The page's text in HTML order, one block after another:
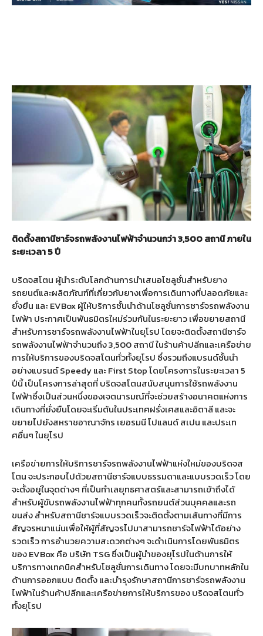
ติดตั้งสถานีชาร์จรถพลังงานไฟฟ้าจำนวนกว่า 3,500 สถานี ภายใน
ระยะเวลา 5 ปี
บริดจสโตน ผู้นำระดับโลกด้านการนำเสนอโซลูชั่นสำหรับยาง
รถยนต์และผลิตภัณฑ์ที่เกี่ยวกับยางเพื่อการเดินทางที่ปลอดภัยและ
ยั่งยืน และ EVBox ผู้ให้บริการชั้นนำด้านโซลูชั่นการชาร์จรถพลังงาน
ไฟฟ้า ประกาศเป็นพันธมิตรใหม่ร่วมกันในระยะยาว เพื่อขยายสถานี
สำหรับการชาร์จรถพลังงานไฟฟ้าในยุโรป โดยจะติดตั้งสถานีชาร์จ
รถพลังงานไฟฟ้าจำนวนถึง 3,500 สถานี ในร้านค้าปลีกและเครือข่าย
การให้บริการของบริดจสโตนทั่วทั้งยุโรป ซึ่งรวมถึงแบรนด์ชั้นนำ
อย่างแบรนด์ Speedy และ First Stop โดยโครงการในระยะเวลา 5
ปีนี้ เป็นโครงการล่าสุดที่ บริดจสโตนสนับสนุนการใช้รถพลังงาน
ไฟฟ้าซึ่งเป็นส่วนหนึ่งของเจตนารมณ์ที่จะช่วยสร้างอนาคตแห่งการ
เดินทางที่ยั่งยืนโดยจะเริ่มต้นในประเทศฝรั่งเศสและอิตาลี และจะ
ขยายไปยังสหราชอาณาจักร เยอรมนี โปแลนด์ สเปน และประเท
ศอื่นๆ ในยุโรป
เครือข่ายการให้บริการชาร์จรถพลังงานไฟฟ้าแห่งใหม่ของบริดจส
โตน จะประกอบไปด้วยสถานีชาร์จแบบธรรมดาและแบบรวดเร็ว โดย
จะตั้งอยู่ในจุดต่างๆ ที่เป็นทำเลยุทธศาสตร์และสามารถเข้าถึงได้
สำหรับผู้ขับรถพลังงานไฟฟ้าทุกคนทั้งรถยนต์ส่วนบุคคลและรถ
ขนส่ง สำหรับสถานีชาร์จแบบรวดเร็วจะติดตั้งตามเส้นทางที่มีการ
สัญจรหนาแน่นเพื่อให้ผู้ที่สัญจรไปมาสามารถชาร์จไฟฟ้าได้อย่าง
รวดเร็ว การอำนวยความสะดวกต่างๆ จะดำเนินการโดยพันธมิตร
ของ EVBox คือ บริษัท TSG ซึ่งเป็นผู้นำของยุโรปในด้านการให้
บริการทางเทคนิคสำหรับโซลูชั่นการเดินทาง โดยจะมีบทบาทหลักใน
ด้านการออกแบบ ติดตั้ง และบำรุงรักษาสถานีการชาร์จรถพลังงาน
ไฟฟ้าในร้านค้าปลีกและเครือข่ายการให้บริการของ บริดจสโตนทั่ว
ทั้งยุโรป